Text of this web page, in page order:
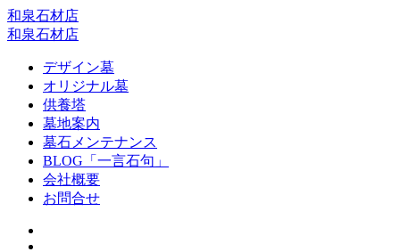
和泉石材店
和泉石材店
デザイン墓
オリジナル墓
供養塔
墓地案内
墓石メンテナンス
BLOG「一言石句」
会社概要
お問合せ